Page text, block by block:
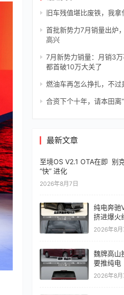
旧车残值堪比废铁，我拿
首批新势力7月销量出炉
高兴
7月新势力销量：月销3
都首破10万大关了
燃油车再怎么挣扎，不过
合资下个十年，请本田离
最新文章
至境OS V2.1 OTA在即 别
“快” 进化
2026年8月7日
纯电奔驰
挤进爆火
2026年8月
魏牌高山
要推纯电
2026年8月